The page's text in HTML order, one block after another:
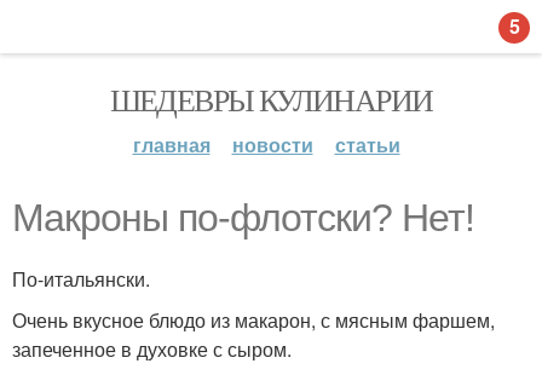
ШЕДЕВРЫ КУЛИНАРИИ
главная новости статьи
Макроны по-флотски? Нет!
По-итальянски.
Очень вкусное блюдо из макарон, с мясным фаршем,
запеченное в духовке с сыром.
5